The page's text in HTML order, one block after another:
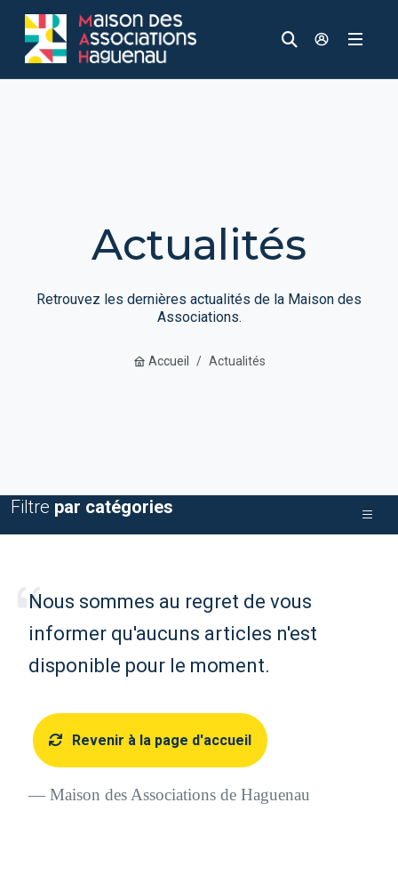
Aller au contenu principal
Aller au menu
Aller au moteur de recherche
Recherche
Accèder à
Actualités
Retrouvez les dernières actualités de la Maison des
Associations.
Accueil Actualités
Filtre par catégories
Nous sommes au regret de vous
informer qu'aucuns articles n'est
disponible pour le moment.
Revenir à la page d'accueil
Maison des Associations de Haguenau